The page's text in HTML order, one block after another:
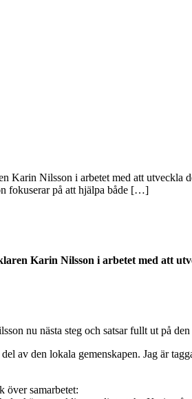
Karin Nilsson i arbetet med att
fokuserar på att hjälpa både […]
Karin Nilsson i arbetet med att
nu nästa steg och satsar fullt ut på
av den lokala gemenskapen. Jag är
över samarbetet: